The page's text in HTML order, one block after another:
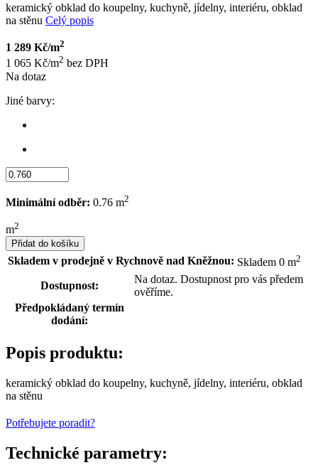
keramický obklad do koupelny, kuchyně, jídelny, interiéru, obklad
na stěnu Celý popis
1 289 Kč/m2
1 065 Kč/m2 bez DPH
Na dotaz
Jiné barvy:
Minimální odběr: 0.76 m2
m2
Přidat do košíku
Skladem v prodejně v Rychnově nad Kněžnou: Skladem 0 m2
Dostupnost:
Na dotaz. Dostupnost pro vás předem
ověříme.
Předpokládaný termín
dodání:
Popis produktu:
keramický obklad do koupelny, kuchyně, jídelny, interiéru, obklad
na stěnu
Potřebujete poradit?
Technické parametry: